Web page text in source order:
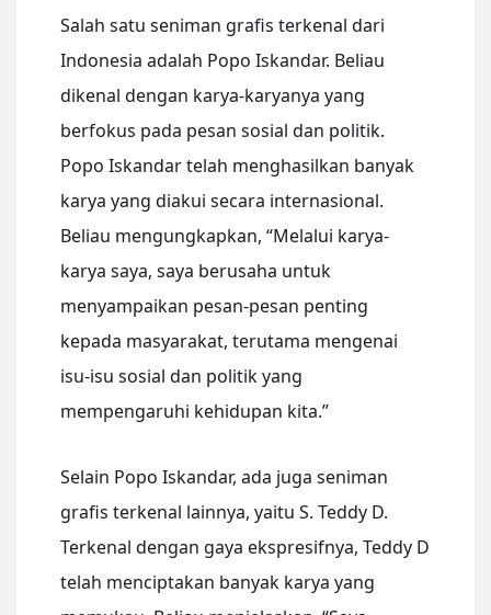
Salah satu seniman grafis terkenal dari
Indonesia adalah Popo Iskandar. Beliau
dikenal dengan karya-karyanya yang
berfokus pada pesan sosial dan politik.
Popo Iskandar telah menghasilkan banyak
karya yang diakui secara internasional.
Beliau mengungkapkan, “Melalui karya-
karya saya, saya berusaha untuk
menyampaikan pesan-pesan penting
kepada masyarakat, terutama mengenai
isu-isu sosial dan politik yang
mempengaruhi kehidupan kita.”
Selain Popo Iskandar, ada juga seniman
grafis terkenal lainnya, yaitu S. Teddy D.
Terkenal dengan gaya ekspresifnya, Teddy D
telah menciptakan banyak karya yang